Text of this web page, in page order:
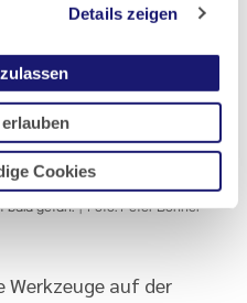
Details zeigen
Cookies
bald getan. Foto: Peter Böhnel
Werkzeuge auf der